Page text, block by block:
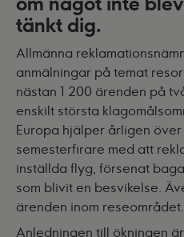
tänkt dig.
Allmänna
anmälningar på temat
nästan 1 200 ärenden på
enskilt största
Europa hjälper årligen
semesterfirare med att
inställda flyg, försenat
som blivit en besvikelse.
ärenden inom reseområdet.
Anledningen till ökningen